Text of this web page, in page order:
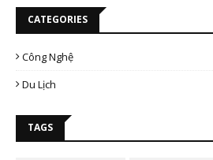
CATEGORIES
Công Nghệ
Du Lịch
TAGS